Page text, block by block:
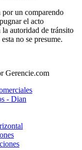
por un comparendo
el acto
autoridad de tránsito
no se presume.
Gerencie.com
- Dian